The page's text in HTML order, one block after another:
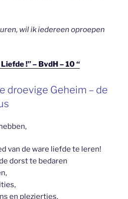
wil ik iedereen oproepen
!” – BvdH – 10 “
droevige Geheim – de
van de ware liefde te leren!
dorst te bedaren
en pleziertjes,